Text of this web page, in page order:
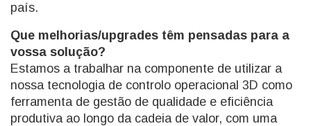
país.
Que melhorias/upgrades têm pensadas para a
vossa solução?
Estamos a trabalhar na componente de utilizar a
nossa tecnologia de controlo operacional 3D como
ferramenta de gestão de qualidade e eficiência
produtiva ao longo da cadeia de valor, com uma